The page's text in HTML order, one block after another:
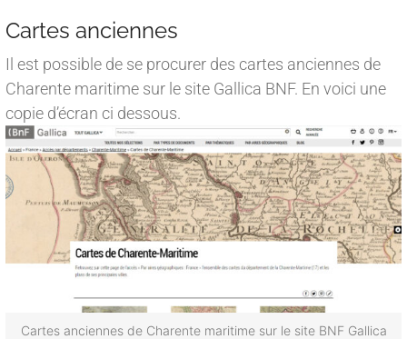
Cartes anciennes
Il est possible de se procurer des cartes anciennes de
Charente maritime sur le site Gallica BNF. En voici une
copie d’écran ci dessous.
Cartes anciennes de Charente maritime sur le site BNF Gallica